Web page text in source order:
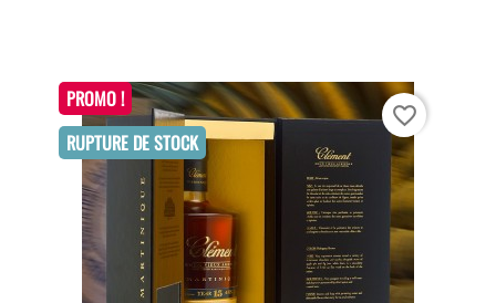
PROMO !
RUPTURE DE STOCK
favorite_border